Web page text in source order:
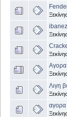
Αγορα
Λιγη
αγορα